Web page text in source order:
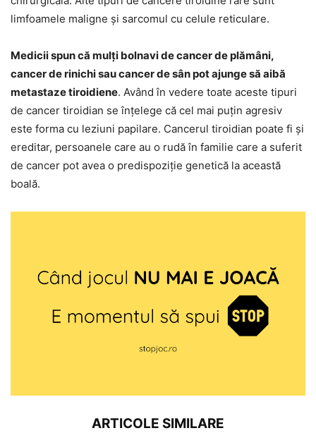
limfoamele maligne și sarcomul cu celule reticulare.
Medicii spun că mulți bolnavi de cancer de plămâni,
cancer de rinichi sau cancer de sân pot ajunge să aibă
metastaze tiroidiene. Având în vedere toate aceste tipuri
de cancer tiroidian se înțelege că cel mai puțin agresiv
este forma cu leziuni papilare. Cancerul tiroidian poate fi și
ereditar, persoanele care au o rudă în familie care a suferit
de cancer pot avea o predispoziție genetică la această
boală.
ARTICOLE SIMILARE